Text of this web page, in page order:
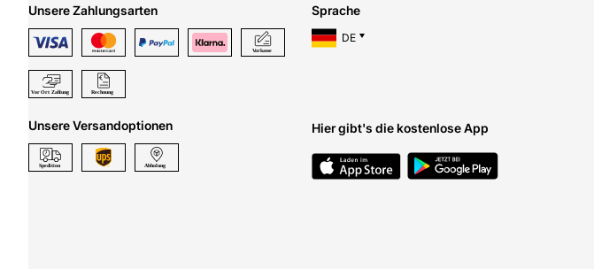
Unsere Zahlungsarten
Unsere Versandoptionen
Sprache
DE
Hier gibt's die kostenlose App